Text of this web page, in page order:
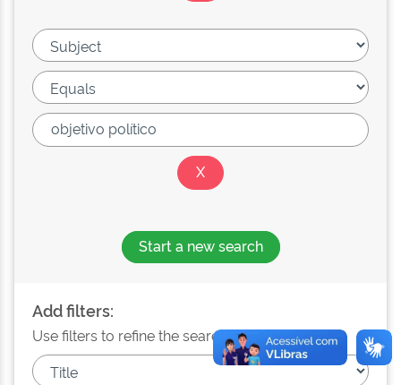
Start a new search
Add filters:
Use filters to refine the search results.